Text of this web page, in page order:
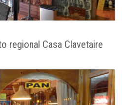
regional Casa Clavetaire